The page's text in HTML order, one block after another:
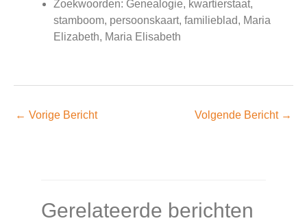
Zoekwoorden: Genealogie, kwartierstaat,
stamboom, persoonskaart, familieblad, Maria
Elizabeth, Maria Elisabeth
← Vorige Bericht Volgende Bericht →
Gerelateerde berichten